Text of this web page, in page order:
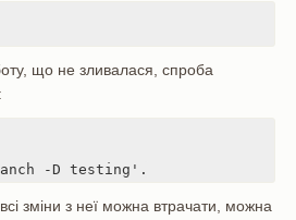
що не зливалася, спроба
-D testing'.
зміни з неї можна втрачати, можна